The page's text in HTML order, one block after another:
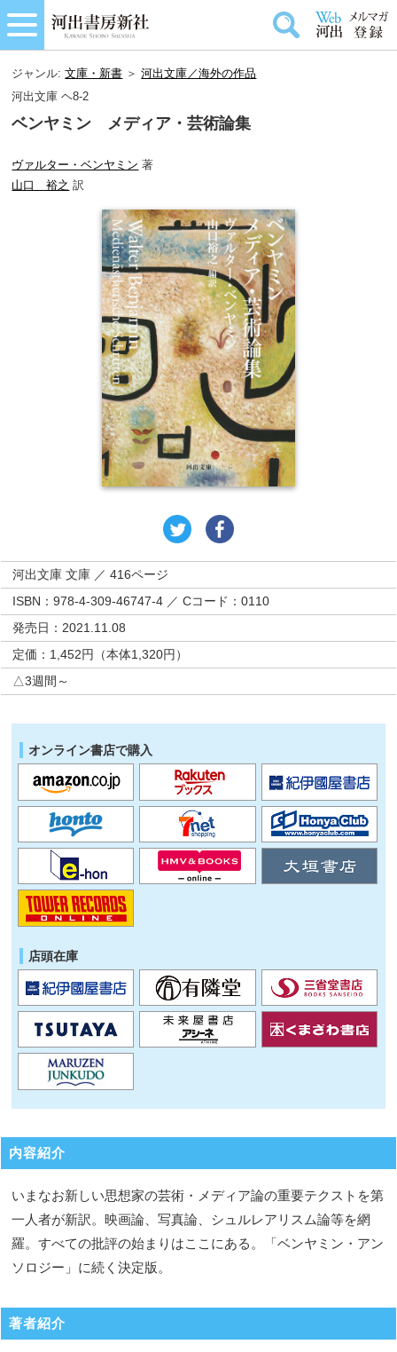
ジャンル:文庫・新書 ＞河出文庫／海外の作品
河出文庫 ヘ8-2
ベンヤミン メディア・芸術論集
ヴァルター・ベンヤミン 著
山口 裕之 訳
河出文庫 文庫 ／ 416ページ
ISBN：978-4-309-46747-4 ／ Cコード：0110
発売日：2021.11.08
定価：1,452円（本体1,320円）
△3週間～
オンライン書店で購入
店頭在庫
内容紹介
いまなお新しい思想家の芸術・メディア論の重要テクストを第
一人者が新訳。映画論、写真論、シュルレアリスム論等を網
羅。すべての批評の始まりはここにある。「ベンヤミン・アン
ソロジー」に続く決定版。
著者紹介